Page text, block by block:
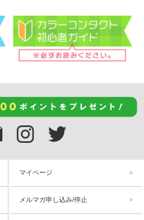
マイページ
メルマガ申し込み/停止